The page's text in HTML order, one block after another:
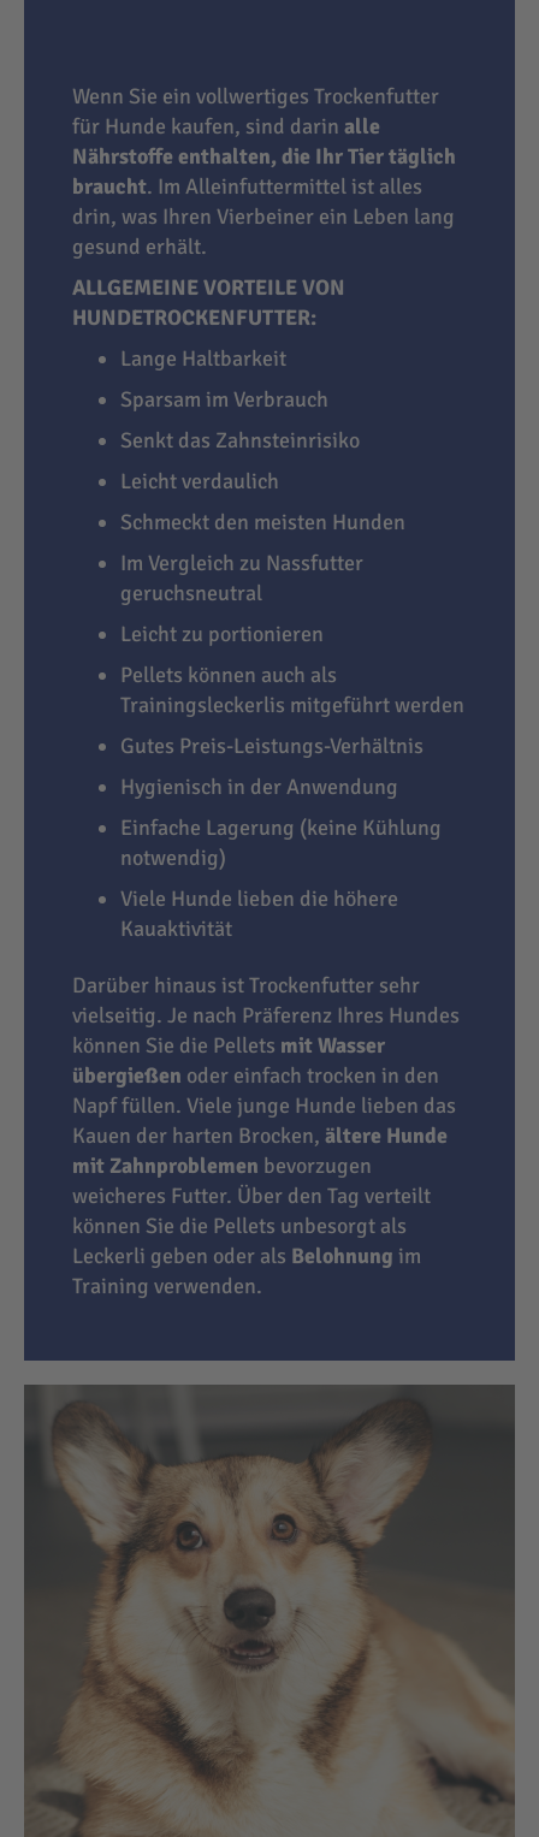
Wenn Sie ein vollwertiges Trockenfutter
für Hunde kaufen, sind darin alle
Nährstoffe enthalten, die Ihr Tier täglich
braucht. Im Alleinfuttermittel ist alles
drin, was Ihren Vierbeiner ein Leben lang
gesund erhält.
ALLGEMEINE VORTEILE VON
HUNDETROCKENFUTTER:
Lange Haltbarkeit
Sparsam im Verbrauch
Senkt das Zahnsteinrisiko
Leicht verdaulich
Schmeckt den meisten Hunden
Im Vergleich zu Nassfutter
geruchsneutral
Leicht zu portionieren
Pellets können auch als
Trainingsleckerlis mitgeführt werden
Gutes Preis-Leistungs-Verhältnis
Hygienisch in der Anwendung
Einfache Lagerung (keine Kühlung
notwendig)
Viele Hunde lieben die höhere
Kauaktivität
Darüber hinaus ist Trockenfutter sehr
vielseitig. Je nach Präferenz Ihres Hundes
können Sie die Pellets mit Wasser
übergießen oder einfach trocken in den
Napf füllen. Viele junge Hunde lieben das
Kauen der harten Brocken, ältere Hunde
mit Zahnproblemen bevorzugen
weicheres Futter. Über den Tag verteilt
können Sie die Pellets unbesorgt als
Leckerli geben oder als Belohnung im
Training verwenden.